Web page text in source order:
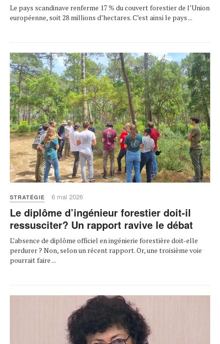
Le pays scandinave renferme 17 % du couvert forestier de l’Union
européenne, soit 28 millions d’hectares. C’est ainsi le pays ...
STRATÉGIE 6 mai 2026
Le diplôme d’ingénieur forestier doit-il
ressusciter? Un rapport ravive le débat
L’absence de diplôme officiel en ingénierie forestière doit-elle
perdurer ? Non, selon un récent rapport. Or, une troisième voie
pourrait faire ...